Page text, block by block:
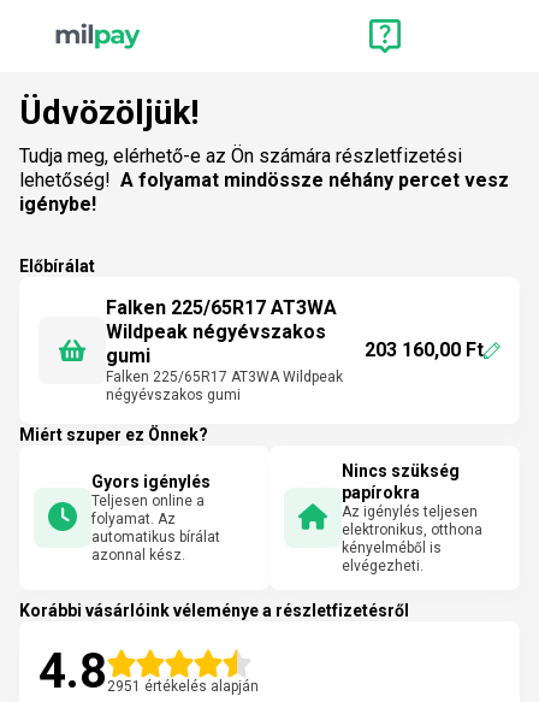
Üdvözöljük!
Tudja meg, elérhető-e az Ön számára részletfizetési
lehetőség! A folyamat mindössze néhány percet vesz
igénybe!
Előbírálat
Falken 225/65R17 AT3WA
Wildpeak négyévszakos
gumi
Falken 225/65R17 AT3WA Wildpeak
négyévszakos gumi
203 160,00 Ft
Miért szuper ez Önnek?
Gyors igénylés
Teljesen online a
folyamat. Az
automatikus bírálat
azonnal kész.
Nincs szükség
papírokra
Az igénylés teljesen
elektronikus, otthona
kényelméből is
elvégezheti.
Korábbi vásárlóink véleménye a részletfizetésről
4.8 2951 értékelés alapján